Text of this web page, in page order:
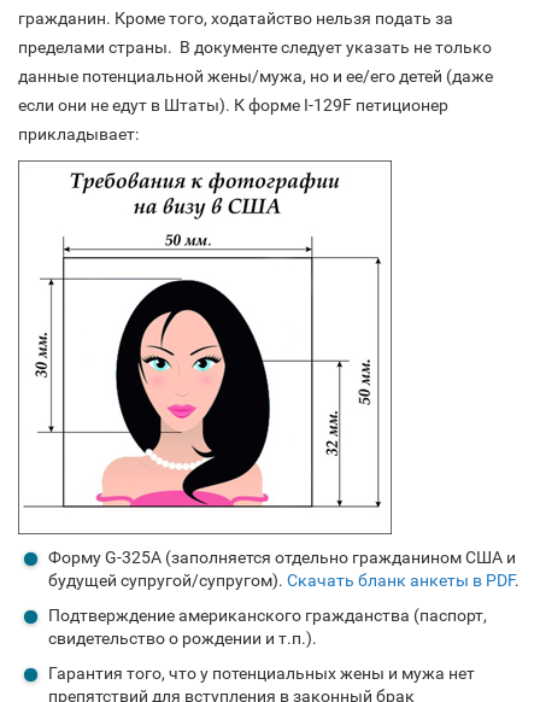
гражданин. Кроме того, ходатайство нельзя подать за
пределами страны. В документе следует указать не только
данные потенциальной жены/мужа, но и ее/его детей (даже
если они не едут в Штаты). К форме I-129F петиционер
прикладывает:
Форму G-325A (заполняется отдельно гражданином США и
будущей супругой/супругом). Скачать бланк анкеты в PDF.
Подтверждение американского гражданства (паспорт,
свидетельство о рождении и т.п.).
Гарантия того, что у потенциальных жены и мужа нет
препятствий для вступления в законный брак